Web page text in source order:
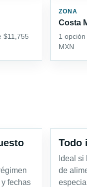
$11,755
ZONA
Costa
1
MXN
fechas
Todo
Ideal
de